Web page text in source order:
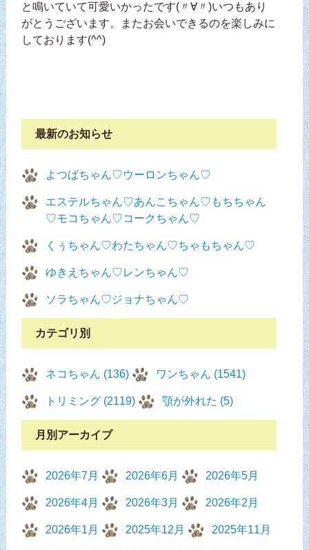
と鳴いていて可愛いかったです(〃∀〃)いつもあり
がとうございます。またお会いできるのを楽しみに
しております(^^)
最新のお知らせ
よつばちゃん♡ウーロンちゃん♡
エステルちゃん♡あんこちゃん♡もちちゃん
♡モコちゃん♡コークちゃん♡
くぅちゃん♡わたちゃん♡ちゃもちゃん♡
ゆきえちゃん♡レンちゃん♡
ソラちゃん♡ジョナちゃん♡
カテゴリ別
ネコちゃん (136) ワンちゃん (1541)
トリミング (2119) 顎が外れた (5)
月別アーカイブ
2026年7月 2026年6月 2026年5月
2026年4月 2026年3月 2026年2月
2026年1月 2025年12月 2025年11月